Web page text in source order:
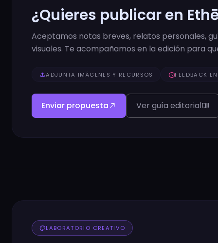
¿Quieres publicar en
Aceptamos notas breves, relatos personales,
visuales. Te acompañamos en la edición para
uploadADJUNTA IMÁGENES Y RECURSOS scheduleFEEDBACK
Enviar propuesta north_east Ver guía editorialmenu_book
paletteLABORATORIO CREATIVO